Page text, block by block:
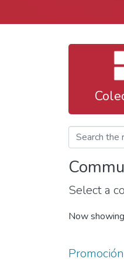
Select a
Now showing